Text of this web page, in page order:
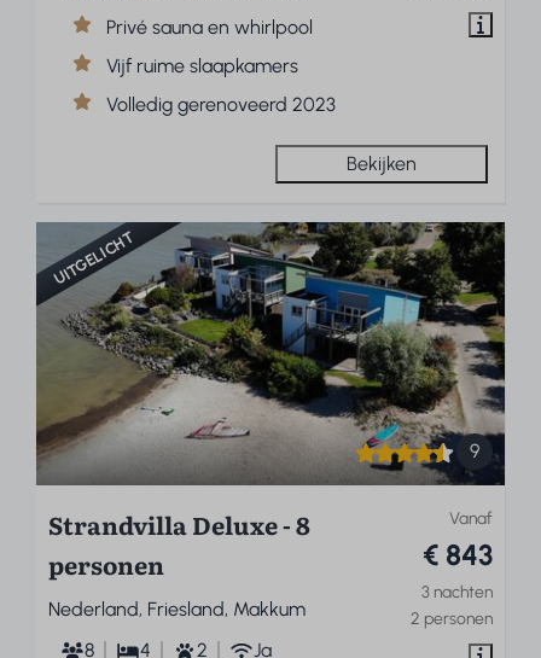
Privé sauna en whirlpool
Vijf ruime slaapkamers
Volledig gerenoveerd 2023
Bekijken
UITGELICHT
9
Vanaf
€ 843
3 nachten
2 personen
Strandvilla Deluxe - 8
personen
Nederland, Friesland, Makkum
8
4 2 Ja